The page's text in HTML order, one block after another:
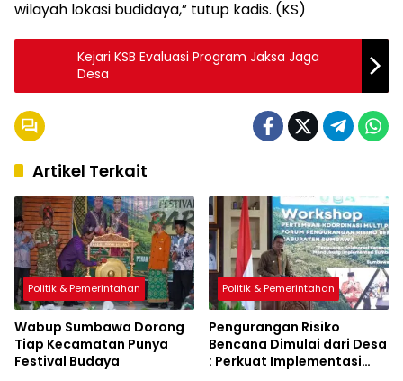
wilayah lokasi budidaya,” tutup kadis. (KS)
Kejari KSB Evaluasi Program Jaksa Jaga
Desa
Artikel Terkait
Politik & Pemerintahan
Wabup Sumbawa Dorong
Tiap Kecamatan Punya
Festival Budaya
Politik & Pemerintahan
Pengurangan Risiko
Bencana Dimulai dari Desa
: Perkuat Implementasi